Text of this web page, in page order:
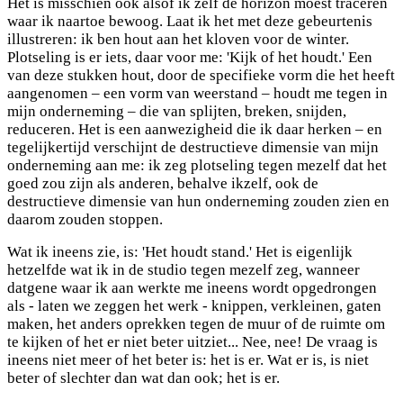
waar ik naartoe bewoog. Laat ik het met deze gebeurtenis
illustreren: ik ben hout aan het kloven voor de winter.
Plotseling is er iets, daar voor me: 'Kijk of het houdt.' Een
van deze stukken hout, door de specifieke vorm die het heeft
aangenomen – een vorm van weerstand – houdt me tegen in
mijn onderneming – die van splijten, breken, snijden,
reduceren. Het is een aanwezigheid die ik daar herken – en
tegelijkertijd verschijnt de destructieve dimensie van mijn
onderneming aan me: ik zeg plotseling tegen mezelf dat het
goed zou zijn als anderen, behalve ikzelf, ook de
destructieve dimensie van hun onderneming zouden zien en
daarom zouden stoppen.
Wat ik ineens zie, is: 'Het houdt stand.' Het is eigenlijk
hetzelfde wat ik in de studio tegen mezelf zeg, wanneer
datgene waar ik aan werkte me ineens wordt opgedrongen
als - laten we zeggen het werk - knippen, verkleinen, gaten
maken, het anders oprekken tegen de muur of de ruimte om
te kijken of het er niet beter uitziet... Nee, nee! De vraag is
ineens niet meer of het beter is: het is er. Wat er is, is niet
beter of slechter dan wat dan ook; het is er.